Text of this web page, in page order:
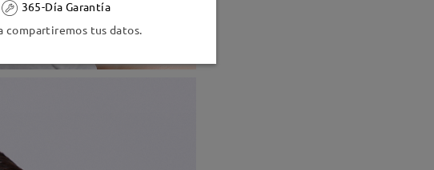
365-Día Garantía
compartiremos tus datos.